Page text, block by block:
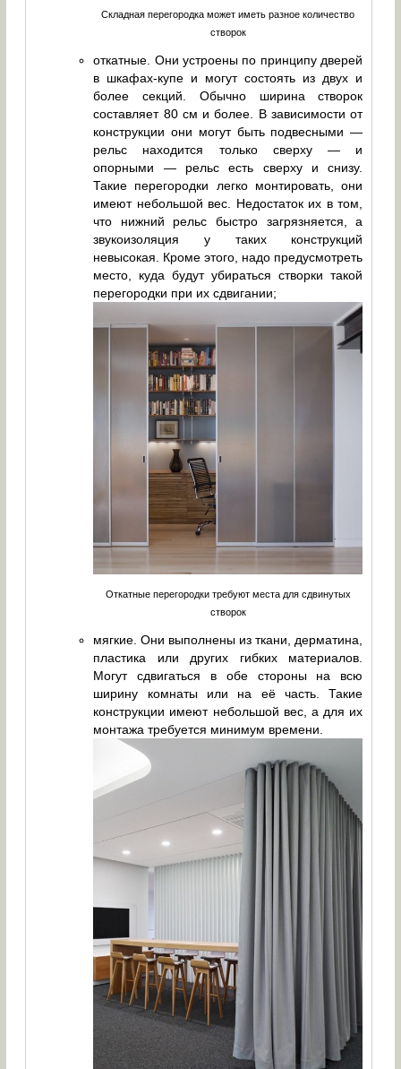
Складная перегородка может иметь разное количество
створок
откатные. Они устроены по принципу дверей
в шкафах-купе и могут состоять из двух и
более секций. Обычно ширина створок
составляет 80 см и более. В зависимости от
конструкции они могут быть подвесными —
рельс находится только сверху — и
опорными — рельс есть сверху и снизу.
Такие перегородки легко монтировать, они
имеют небольшой вес. Недостаток их в том,
что нижний рельс быстро загрязняется, а
звукоизоляция у таких конструкций
невысокая. Кроме этого, надо предусмотреть
место, куда будут убираться створки такой
перегородки при их сдвигании;
Откатные перегородки требуют места для сдвинутых
створок
мягкие. Они выполнены из ткани, дерматина,
пластика или других гибких материалов.
Могут сдвигаться в обе стороны на всю
ширину комнаты или на её часть. Такие
конструкции имеют небольшой вес, а для их
монтажа требуется минимум времени.